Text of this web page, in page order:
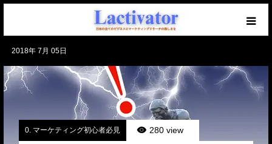
2018年 7月 05日
0. マーケティング初心者必見 280 view
【必読】初めての方へ
マーケを学ぶブログ
無料メール講座